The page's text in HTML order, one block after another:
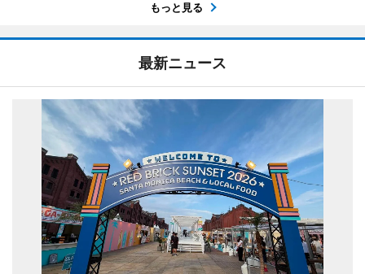
もっと見る
最新ニュース